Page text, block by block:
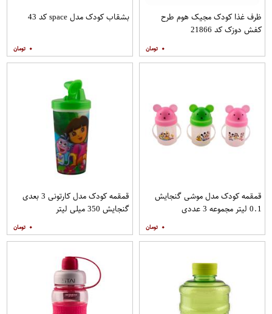
ظرف غذا کودک مجیک هوم طرح
کفش دوزک کد 21866
۰
بشقاب کودک مدل space کد 43
۰
قمقمه کودک مدل موشی گنجایش
0.1 لیتر مجموعه 3 عددی
۰
قمقمه کودک مدل کارتونی 3 بعدی
گنجایش 350 میلی لیتر
۰